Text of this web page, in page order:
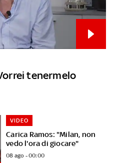
tenermelo
Carica Ramos: "Milan, non
vedo l'ora di giocare"
VIDEO
08 ago - 00:00